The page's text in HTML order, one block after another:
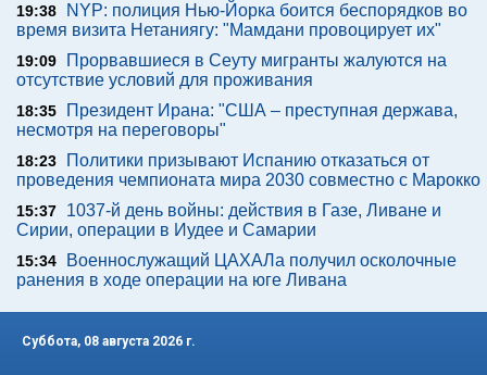
19:38
NYP: полиция Нью-Йорка боится беспорядков во
время визита Нетаниягу: "Мамдани провоцирует их"
19:09
Прорвавшиеся в Сеуту мигранты жалуются на
отсутствие условий для проживания
18:35
Президент Ирана: "США – преступная держава,
несмотря на переговоры"
18:23
Политики призывают Испанию отказаться от
проведения чемпионата мира 2030 совместно с Марокко
15:37
1037-й день войны: действия в Газе, Ливане и
Сирии, операции в Иудее и Самарии
15:34
Военнослужащий ЦАХАЛа получил осколочные
ранения в ходе операции на юге Ливана
Суббота, 08 августа 2026 г.